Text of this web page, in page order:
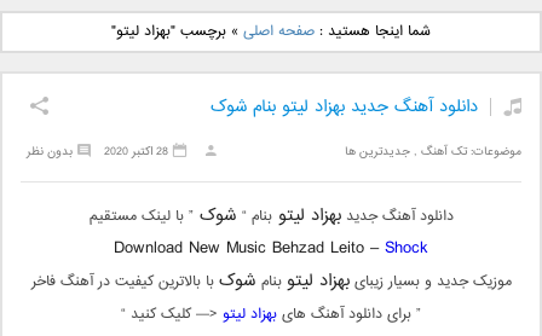
دانلود آهنگ جدید بهنام
بانی بنام قرص قمر 2
دانلود آهنگ جدید علی
یاسینی بنام دورترین نزدیک
شما اینجا هستید :صفحه اصلی »برچسب "بهزاد لیتو"
دانلود آهنگ جدید بهزاد لیتو بنام شوک
موضوعات:تک آهنگ ,جدیدترین ها بدون نظر 28 اکتبر 2020
دانلود آهنگ جدیدبهزاد لیتوبنام “ شوک” با لینک مستقیم
Download New Music Behzad Leito –Shock
موزیک جدید و بسیار زیبایبهزاد لیتوبنام شوکبا بالاترین کیفیت در آهنگ فاخر
” برای دانلود آهنگ هایبهزاد لیتو <— کلیک کنید “